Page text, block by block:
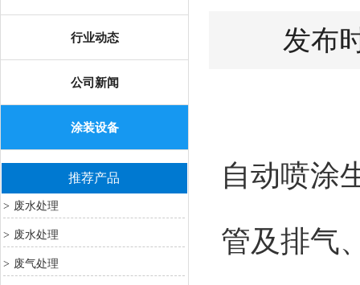
行业动态
公司新闻
涂装设备
推荐产品
> 废水处理
> 废水处理
> 废气处理
发布
自动喷涂
管及排气